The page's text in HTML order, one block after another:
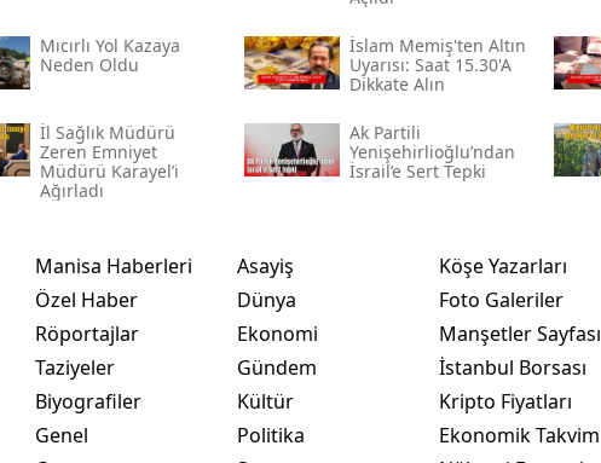
Mıcırlı Yol Kazaya
Neden Oldu
İslam Memiş'ten Altın
Uyarısı: Saat 15.30'a
Dikkate Alın
İl Sağlık Müdürü
Zeren Emniyet
Müdürü Karayel’i
Ağırladı
Ak Partili
Yenişehirlioğlu’ndan
İsrail’e Sert Tepki
Manisa Haberleri
Özel Haber
Röportajlar
Taziyeler
Biyografiler
Genel
Asayiş
Dünya
Ekonomi
Gündem
Kültür
Politika
Köşe Yazarları
Foto Galeriler
Manşetler Sayfası
İstanbul Borsası
Kripto Fiyatları
Ekonomik Takvim